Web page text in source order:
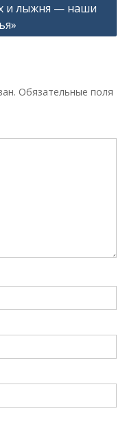
и лыжня — наши
Обязательные поля